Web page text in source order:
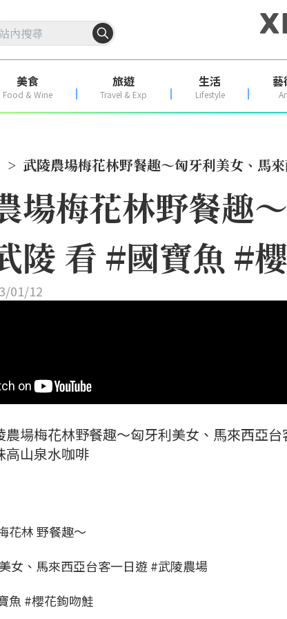
美食
Food & Wine
旅遊
Travel & Exp
生活
Lifestyle
藝
> 武陵農場梅花林野餐趣～匈牙利美女、馬
場梅花林野餐趣
陵 看 #國寶魚 #
01/12
農場梅花林野餐趣～匈牙利美女、馬來西亞
高山泉水咖啡
花林 野餐趣～
女、馬來西亞台客一日遊 #武陵農場
魚 #櫻花鉤吻鮭